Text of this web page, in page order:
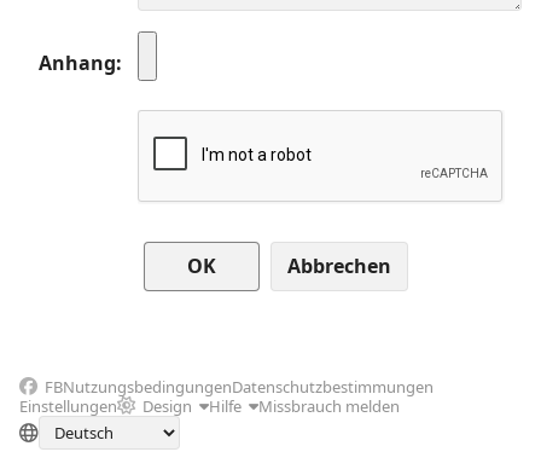
Anhang
Abbrechen
FBNutzungsbedingungenDatenschutzbestimmungen
Einstellungen
Design Hilfe Missbrauch melden